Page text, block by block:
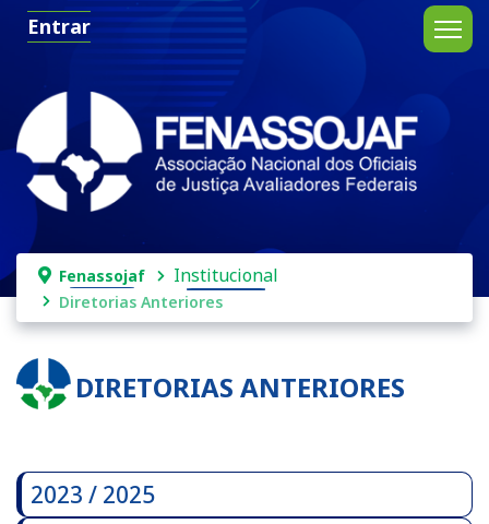
Entrar
DIRETORIAS ANTERIORES
Fenassojaf Institucional
Diretorias Anteriores
2023 / 2025